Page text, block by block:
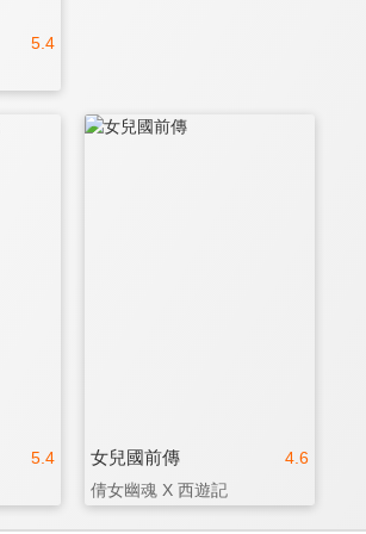
5.4
5.4 4.6
女兒國前傳
倩女幽魂 X 西遊記